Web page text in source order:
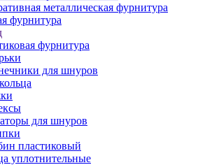
металлическая фурнитура
фурнитура
фурнитура
для шнуров
для шнуров
пластиковый
уплотнительные